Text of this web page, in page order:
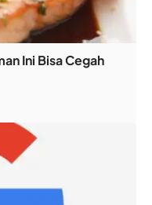
Ini Bisa Cegah